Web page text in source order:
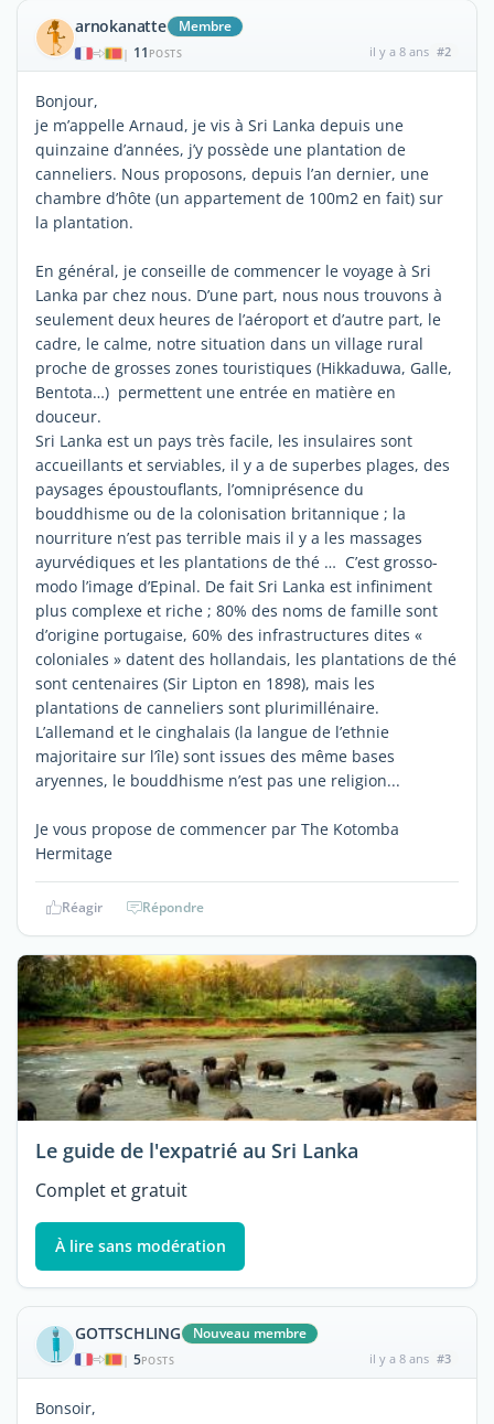
arnokanatte Membre
| 11 POSTS il y a 8 ans #2
Bonjour,
je m’appelle Arnaud, je vis à Sri Lanka depuis une
quinzaine d’années, j’y possède une plantation de
canneliers. Nous proposons, depuis l’an dernier, une
chambre d’hôte (un appartement de 100m2 en fait) sur
la plantation.
En général, je conseille de commencer le voyage à Sri
Lanka par chez nous. D’une part, nous nous trouvons à
seulement deux heures de l’aéroport et d’autre part, le
cadre, le calme, notre situation dans un village rural
proche de grosses zones touristiques (Hikkaduwa, Galle,
Bentota…) permettent une entrée en matière en
douceur.
Sri Lanka est un pays très facile, les insulaires sont
accueillants et serviables, il y a de superbes plages, des
paysages époustouflants, l’omniprésence du
bouddhisme ou de la colonisation britannique ; la
nourriture n’est pas terrible mais il y a les massages
ayurvédiques et les plantations de thé … C’est grosso-
modo l’image d’Epinal. De fait Sri Lanka est infiniment
plus complexe et riche ; 80% des noms de famille sont
d’origine portugaise, 60% des infrastructures dites «
coloniales » datent des hollandais, les plantations de thé
sont centenaires (Sir Lipton en 1898), mais les
plantations de canneliers sont plurimillénaire.
L’allemand et le cinghalais (la langue de l’ethnie
majoritaire sur l’île) sont issues des même bases
aryennes, le bouddhisme n’est pas une religion...
Je vous propose de commencer par The Kotomba
Hermitage
Réagir Répondre
Le guide de l'expatrié au Sri Lanka
Complet et gratuit
À lire sans modération
GOTTSCHLING Nouveau membre
| 5POSTS il y a 8 ans #3
Bonsoir,